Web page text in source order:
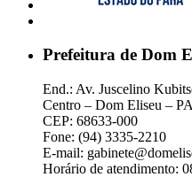
Prefeitura de Dom
End.: Av. Juscelino
Centro – Dom Eliseu – PA
CEP: 68633-000
Fone: (94) 3335-2210
E-mail:
Horário de atendimento: